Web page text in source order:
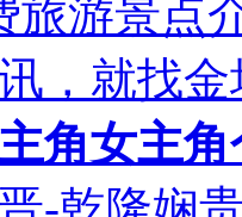
旅游景点
，就找
角女主